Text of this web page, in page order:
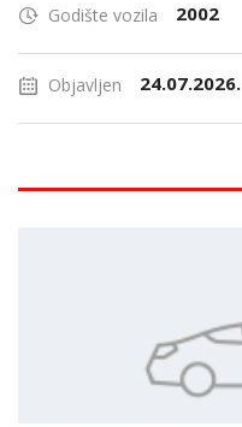
Godište vozila 2002
Objavljen 24.07.2026.